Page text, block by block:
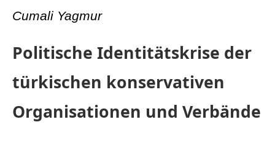
Cumali Yagmur
Politische Identitätskrise der
türkischen konservativen
Organisationen und Verbände